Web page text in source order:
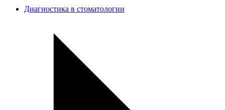
Диагностика в стоматологии